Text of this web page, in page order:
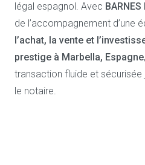
légal espagnol. Avec
de l’accompagnement d’une
l’achat, la vente et
prestige à Marbella, Espagne
transaction fluide et sécurisée
le notaire.